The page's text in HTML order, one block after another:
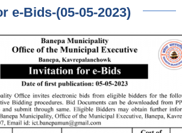
e-Bids-(05-05-2023)